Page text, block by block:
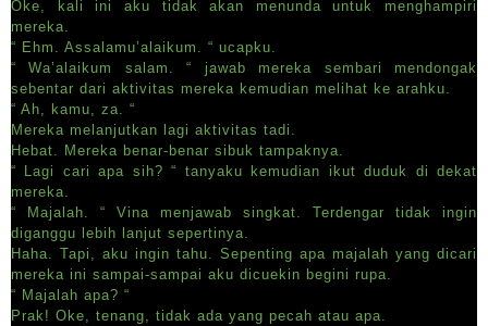
Oke, kali ini aku tidak akan menunda untuk menghampiri
mereka.
“ Ehm. Assalamu’alaikum. “ ucapku.
“ Wa’alaikum salam. “ jawab mereka sembari mendongak
sebentar dari aktivitas mereka kemudian melihat ke arahku.
“ Ah, kamu, za. “
Mereka melanjutkan lagi aktivitas tadi.
Hebat. Mereka benar-benar sibuk tampaknya.
“ Lagi cari apa sih? “ tanyaku kemudian ikut duduk di dekat
mereka.
“ Majalah. “ Vina menjawab singkat. Terdengar tidak ingin
diganggu lebih lanjut sepertinya.
Haha. Tapi, aku ingin tahu. Sepenting apa majalah yang dicari
mereka ini sampai-sampai aku dicuekin begini rupa.
“ Majalah apa? “
Prak! Oke, tenang, tidak ada yang pecah atau apa.